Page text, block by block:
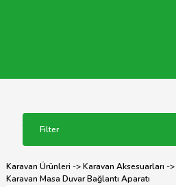
Filter
Karavan Ürünleri ->Karavan Aksesuarları ->
Karavan Masa Duvar Bağlantı Aparatı